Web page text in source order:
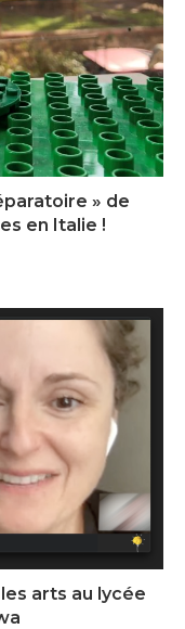
» de
en Italie !
arts au lycée